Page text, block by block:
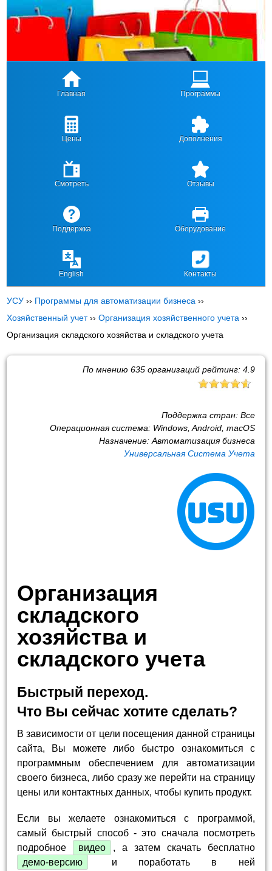
Главная Программы
Цены Дополнения
Смотреть Отзывы
Поддержка Оборудование
English Контакты
УСУ ›› Программы для автоматизации бизнеса ››
Хозяйственный учет››Организация хозяйственного учета ››
Организация складского хозяйства и складского учета
По мнению 635организаций рейтинг: 4.9
Поддержка стран: Все
Операционная система: Windows, Android, macOS
Назначение: Автоматизация бизнеса
Универсальная Система Учета
Организация
складского
хозяйства и
складского учета
Быстрый переход.
Что Вы сейчас хотите сделать?
В зависимости от цели посещения данной страницы
сайта, Вы можете либо быстро ознакомиться с
программным обеспечением для автоматизации
своего бизнеса, либо сразу же перейти на страницу
цены или контактных данных, чтобы купить продукт.
Если вы желаете ознакомиться с программой,
самый быстрый способ - это сначала посмотреть
подробное
видео
, а затем скачать бесплатно
демо-версию
и поработать в ней